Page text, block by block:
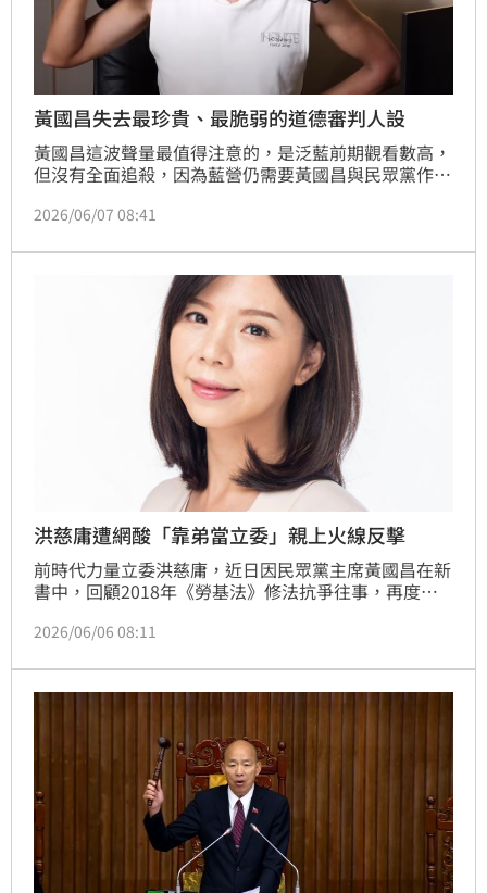
黃國昌失去最珍貴、最脆弱的道德審判人設
黃國昌這波聲量最值得注意的，是泛藍前期觀看數高，
但沒有全面追殺，因為藍營仍需要黃國昌與民眾黨作為
的防守速度跟不上整體輿論的速度。
2026/06/07 08:41
洪慈庸遭網酸「靠弟當立委」親上火線反擊
前時代力量立委洪慈庸，近日因民眾黨主席黃國昌在新
書中，回顧2018年《勞基法》修法抗爭往事，再度成
量夥伴走上街頭時，包含林昶佐、洪慈庸、高潞
庸丈夫、民進黨新北市議員
2026/06/06 08:11